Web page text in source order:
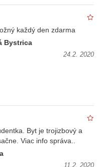
každý den zdarma
Bystrica
24.2. 2020
Byt je trojizbový a
Viac info správa..